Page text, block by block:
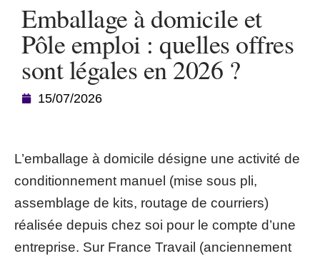
Emballage à domicile et
Pôle emploi : quelles offres
sont légales en 2026 ?
15/07/2026
L’emballage à domicile désigne une activité de
conditionnement manuel (mise sous pli,
assemblage de kits, routage de courriers)
réalisée depuis chez soi pour le compte d’une
entreprise. Sur France Travail (anciennement